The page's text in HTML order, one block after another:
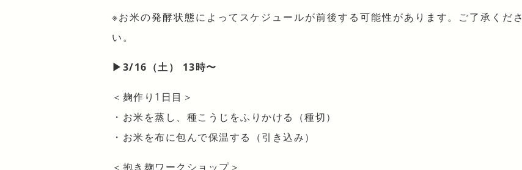
※お米の発酵状態によってスケジュールが前後する可能性があります。ご了承くださ
い。
▶︎3/16（土） 13時〜
＜麹作り1日目＞
・お米を蒸し、種こうじをふりかける（種切）
・お米を布に包んで保温する（引き込み）
＜抱き麹ワークショップ＞